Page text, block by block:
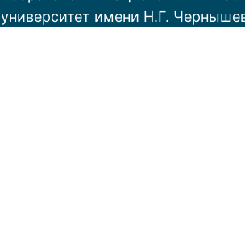
университет имени Н.Г.